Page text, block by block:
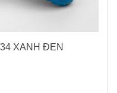
XANH ĐEN